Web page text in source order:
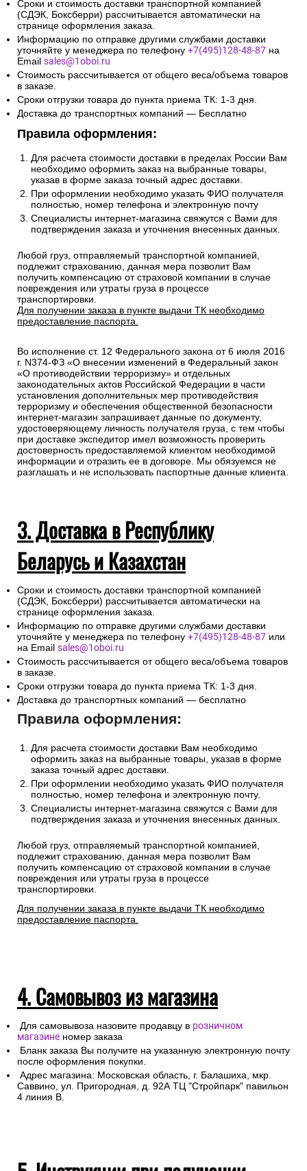
Сроки и стоимость доставки транспортной компанией
(СДЭК, Боксберри) рассчитывается автоматически на
странице оформления заказа.
Информацию по отправке другими службами доставки
уточняйте у менеджера по телефону +7(495)128-48-87 на
Email sales@1oboi.ru
Стоимость рассчитывается от общего веса/объема товаров
в заказе.
Сроки отгрузки товара до пункта приема ТК: 1-3 дня.
Доставка до транспортных компаний — Бесплатно
Правила оформления:
Для расчета стоимости доставки в пределах России Вам
необходимо оформить заказ на выбранные товары,
указав в форме заказа точный адрес доставки.
При оформлении необходимо указать ФИО получателя
полностью, номер телефона и электронную почту
Специалисты интернет-магазина свяжутся с Вами для
подтверждения заказа и уточнения внесенных данных.
Любой груз, отправляемый транспортной компанией,
подлежит страхованию, данная мера позволит Вам
получить компенсацию от страховой компании в случае
повреждения или утраты груза в процессе
транспортировки.
Для получении заказа в пункте выдачи ТК необходимо
предоставление паспорта.
Во исполнение ст. 12 Федерального закона от 6 июля 2016
г. N374-ФЗ «О внесении изменений в Федеральный закон
«О противодействии терроризму» и отдельных
законодательных актов Российской Федерации в части
установления дополнительных мер противодействия
терроризму и обеспечения общественной безопасности
интернет-магазин запрашивает данные по документу,
удостоверяющему личность получателя груза, с тем чтобы
при доставке экспедитор имел возможность проверить
достоверность предоставляемой клиентом необходимой
информации и отразить ее в договоре. Мы обязуемся не
разглашать и не использовать паспортные данные клиента.
3. Доставка в Республику
Беларусь и Казахстан
Сроки и стоимость доставки транспортной компанией
(СДЭК, Боксберри) рассчитывается автоматически на
странице оформления заказа.
Информацию по отправке другими службами доставки
уточняйте у менеджера по телефону +7(495)128-48-87 или
на Email sales@1oboi.ru
Стоимость рассчитывается от общего веса/объема товаров
в заказе.
Сроки отгрузки товара до пункта приема ТК: 1-3 дня.
Доставка до транспортных компаний — бесплатно
Правила оформления:
Для расчета стоимости доставки Вам необходимо
оформить заказ на выбранные товары, указав в форме
заказа точный адрес доставки.
При оформлении необходимо указать ФИО получателя
полностью, номер телефона и электронную почту.
Специалисты интернет-магазина свяжутся с Вами для
подтверждения заказа и уточнения внесенных данных.
Любой груз, отправляемый транспортной компанией,
подлежит страхованию, данная мера позволит Вам
получить компенсацию от страховой компании в случае
повреждения или утраты груза в процессе
транспортировки.
Для получении заказа в пункте выдачи ТК необходимо
предоставление паспорта.
4. Самовывоз из магазина
Для самовывоза назовите продавцу в розничном
магазине номер заказа
Бланк заказа Вы получите на указанную электронную почту
после оформления покупки.
Адрес магазина: Московская область, г. Балашиха, мкр.
Саввино, ул. Пригородная, д. 92А ТЦ "Стройпарк" павильон
4 линия В.